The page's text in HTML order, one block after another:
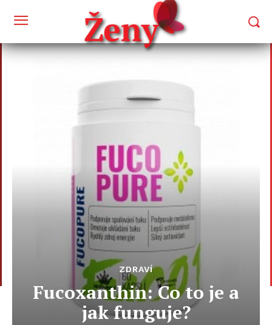
ZDRAVÍ
Fucoxanthin: Co to je a
jak funguje?